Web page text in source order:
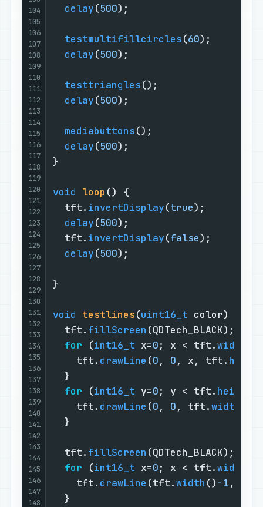
104
105
106
107
108
109
110
111
112
113
114
115
116
117
118
119
120
121
122
123
124
125
126
127
128
129
130
131
132
133
134
135
136
137
138
139
140
141
142
143
144
145
146
147
148
delay(500);
testmultifillcircles(60);
delay(500);
testtriangles();
delay(500);
mediabuttons();
delay(500);
}
void loop ()
{
  tft.
invertDisplay(true);
delay(500);
  tft.
invertDisplay(false);
delay(500);
}
void testlines(uint16_t color)
  tft.
fillScreen (QDTech_BLACK);
for (int16_t x=0; x < tft.width
    tft.
drawLine (0, 0, x, tft.
  }
for (int16_t y=0; y < tft. height
    tft.
drawLine (0, 0, tft.width
  }
  tft.
fillScreen (QDTech_BLACK);
for (int16_t x=0; x < tft.width
    tft.
drawLine (tft.width () -1,
  }